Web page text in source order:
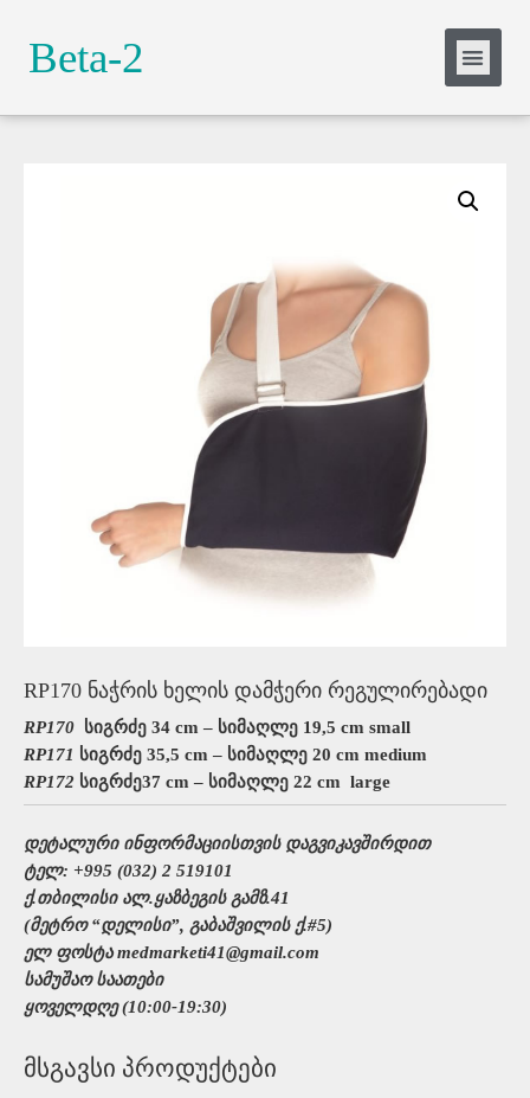
Beta-2
adipiscing elit. Ut elit tellus, luctus nec
RP170 ნაჭრის ხელის დამჭერი რეგულირებადი
RP170 სიგრძე 34 cm – სიმაღლე 19,5 cm small
RP171 სიგრძე 35,5 cm – სიმაღლე 20 cm medium
RP172 სიგრძე37 cm – სიმაღლე 22 cm large
დეტალური ინფორმაციისთვის დაგვიკავშირდით
ტელ: +995 (032) 2 519101
ქ.თბილისი ალ.ყაზბეგის გამზ.41
(მეტრო “დელისი”, გაბაშვილის ქ.#5)
ელ ფოსტა medmarketi41@gmail.com
სამუშაო საათები
ყოველდღე (10:00-19:30)
მსგავსი პროდუქტები